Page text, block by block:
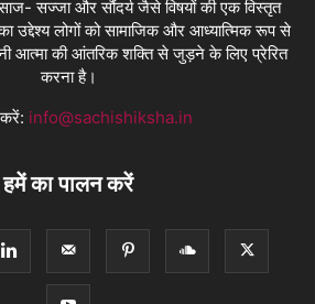
सज्जा और सौंदर्य जैसे विषयों की एक विस्तृत
उद्देश्य लोगों को सामाजिक और आध्यात्मिक रूप से
आत्मा की आंतरिक शक्ति से जुड़ने के लिए प्रेरित
करना है।
info@sachishiksha.in
हमें का पालन करें